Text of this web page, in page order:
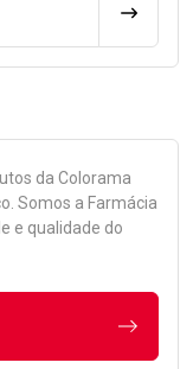
da Colorama
Somos a Farmácia
e qualidade do